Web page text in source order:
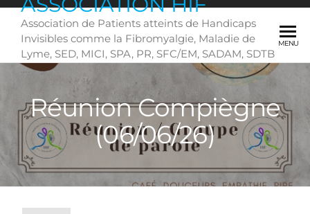
Skip
content
Association de Patients atteints de Handicaps
Invisibles comme la Fibromyalgie, Maladie de
Lyme, SED, MICI, SPA, PR, SFC/EM, SADAM, SDTB
….
MENU
Réunion Compiègne
(06/06/26)